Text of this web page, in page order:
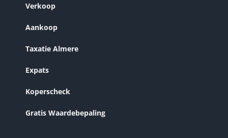
Verkoop
Aankoop
Taxatie Almere
Expats
Koperscheck
Gratis Waardebepaling